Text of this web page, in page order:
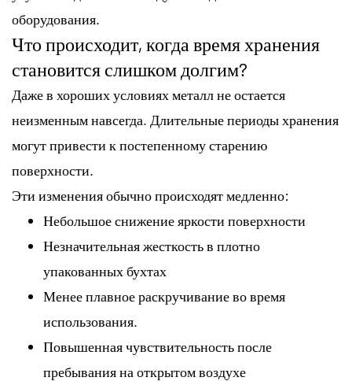
оборудования.
Что происходит, когда время хранения
становится слишком долгим?
Даже в хороших условиях металл не остается
неизменным навсегда. Длительные периоды хранения
могут привести к постепенному старению
поверхности.
Эти изменения обычно происходят медленно:
Небольшое снижение яркости поверхности
Незначительная жесткость в плотно
упакованных бухтах
Менее плавное раскручивание во время
использования.
Повышенная чувствительность после
пребывания на открытом воздухе